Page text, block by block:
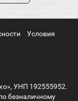
Условия
УНП 192555952.
безналичному